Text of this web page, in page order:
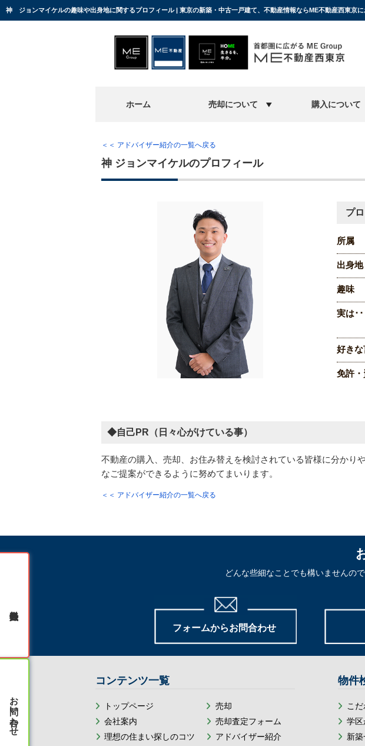
神 ジョンマイケルの趣味や出身地に関するプロフィール | 東京の新築・中古一戸建て、不動産情報ならME不動産西東京
ホーム 売却について 購入について
＜＜ アドバイザー紹介の一覧へ戻る
神 ジョンマイケルのプロフィール
プ
所属
出身地
趣味
実は･･
好き
免許
◆自己PR（日々心がけている事）
不動産の購入、売却、お住み替えを検討されている皆様に分かり
なご提案ができるように努めてまいります。
＜＜ アドバイザー紹介の一覧へ戻る
どんな些細なことでも構いませんの
フォームからお問合わせ
コンテンツ一覧
トップページ
会社案内
理想の住まい探しのコツ
売却
売却査定フォーム
アドバイザー紹介
物件
こ
学区
新
お問い合わせ